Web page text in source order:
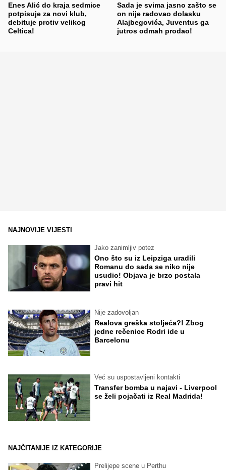
Enes Alić do kraja sedmice
potpisuje za novi klub,
debituje protiv velikog
Celtica!
Sada je svima jasno zašto se
on nije radovao dolasku
Alajbegovića, Juventus ga
jutros odmah prodao!
NAJNOVIJE VIJESTI
Jako zanimljiv potez
Ono što su iz Leipziga uradili
Romanu do sada se niko nije
usudio! Objava je brzo postala
pravi hit
Nije zadovoljan
Realova greška stoljeća?! Zbog
jedne rečenice Rodri ide u
Barcelonu
Već su uspostavljeni kontakti
Transfer bomba u najavi - Liverpool
se želi pojačati iz Real Madrida!
NAJČITANIJE IZ KATEGORIJE
Prelijepe scene u Perthu